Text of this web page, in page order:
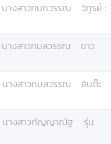
นางสาวกนกวรรณ วิทูรย์ :
นางสาวกมลวรรณ
ขาว
นางสาวกมลวรรณ
อินต๊ะ
นางสาวกัญญาณัฐ
รุ่น